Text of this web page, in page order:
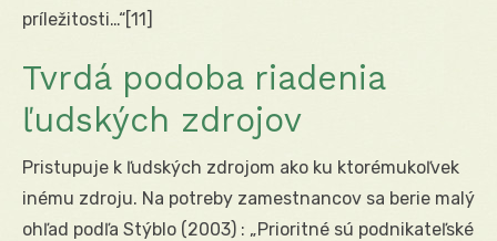
príležitosti…“[11]
Tvrdá podoba riadenia
ľudských zdrojov
Pristupuje k ľudských zdrojom ako ku ktorémukoľvek
inému zdroju. Na potreby zamestnancov sa berie malý
ohľad podľa Stýblo (2003) : „Prioritné sú podnikateľské